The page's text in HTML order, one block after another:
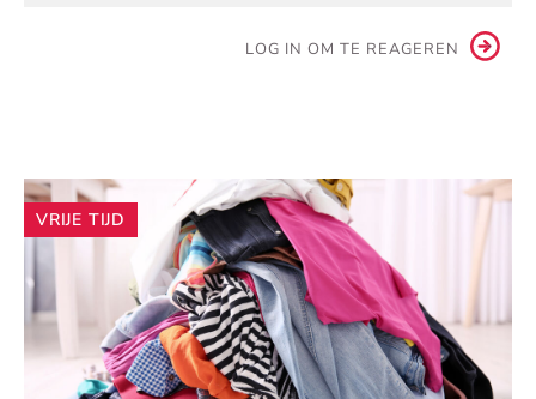
LOG IN OM TE REAGEREN
Andere
artikelen
VRIJE TIJD